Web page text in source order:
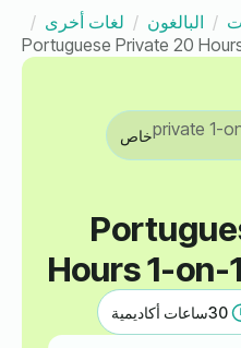
البالغون
لغات أخرى
Portuguese Private 20
خاص
Hours 1-on-
30ساعات أكاديمية